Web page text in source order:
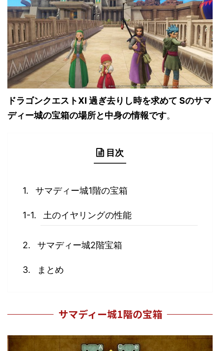
ドラゴンクエストXI 過ぎ去りし時を求めて Sのサマ
ディー城の宝箱の場所と中身の情報です。
目次
サマディー城1階の宝箱
土のイヤリングの性能
サマディー城2階宝箱
まとめ
サマディー城1階の宝箱